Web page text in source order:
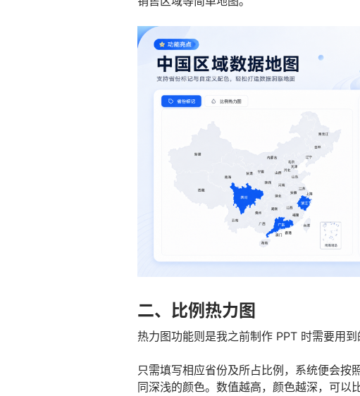
二、比例热力图
热力图功能则是我之前制作 PPT 时需要用到
只需填写相应省份及所占比例，系统便会按
同深浅的颜色。数值越高，颜色越深，可以